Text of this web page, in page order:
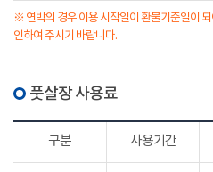
※ 연박의 경우 이용 시작일이 환불기준일이
인하여 주시기 바랍니다.
풋살장 사용료
구분 사용기간